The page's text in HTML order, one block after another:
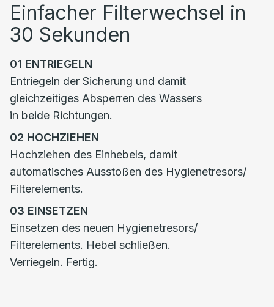
Einfacher Filterwechsel in
30 Sekunden
01 ENTRIEGELN
Entriegeln der Sicherung und damit
gleichzeitiges Absperren des Wassers
in beide Richtungen.
02 HOCHZIEHEN
Hochziehen des Einhebels, damit
automatisches Ausstoßen des Hygienetresors/
Filterelements.
03 EINSETZEN
Einsetzen des neuen Hygienetresors/
Filterelements. Hebel schließen.
Verriegeln. Fertig.